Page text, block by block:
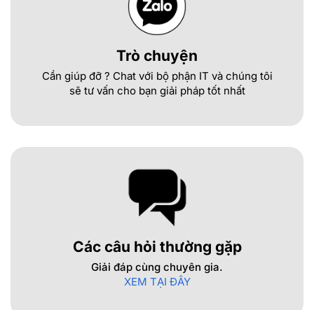
Trò chuyện
Cần giúp đỡ ? Chat với bộ phận IT và chúng tôi
sẽ tư vấn cho bạn giải pháp tốt nhất
Các câu hỏi thường gặp
Giải đáp cùng chuyên gia.
XEM TẠI ĐÂY